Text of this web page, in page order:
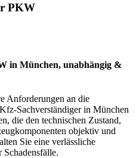
PKW
in München, unabhängig &
Anforderungen an die
Sachverständiger in München
die den technischen Zustand,
objektiv und
Sie eine verlässliche